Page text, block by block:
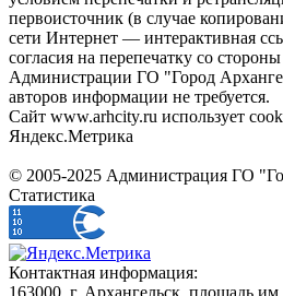
первоисточник (в случае
сети Интернет — интерактивная
согласия на перепечатку со
Администрации ГО "Город
авторов информации не требуется.
Сайт www.arhcity.ru использует
Яндекс.Метрика
© 2005-2025 Администрация ГО
Статистика
Контактная информация:
163000, г. Архангельск, площадь